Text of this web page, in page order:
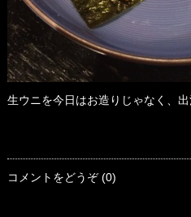
生ウニを今日はお造りじゃなく、
コメントをどうぞ (0)